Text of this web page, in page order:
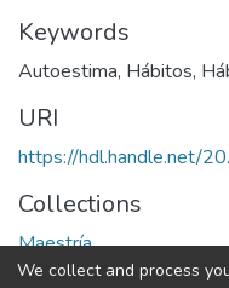
Keywords
Autoestima, Hábitos,
URI
https://hdl.handle.net/
Collections
Maestría
We collect and process